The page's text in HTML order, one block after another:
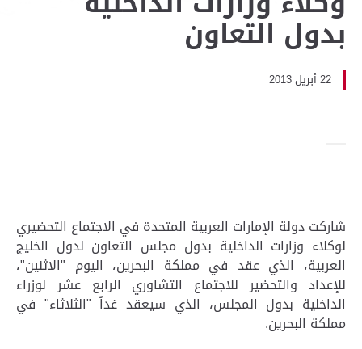
بدول التعاون
22 أبريل 2013
شاركت دولة الإمارات العربية المتحدة في الاجتماع التحضيري
لوكلاء وزارات الداخلية بدول مجلس التعاون لدول الخليج
العربية، الذي عقد في مملكة البحرين، اليوم "الاثنين"،
للإعداد والتحضير للاجتماع التشاوري الرابع عشر لوزراء
الداخلية بدول المجلس، الذي سيعقد غداُ "الثلاثاء" في
مملكة البحرين.